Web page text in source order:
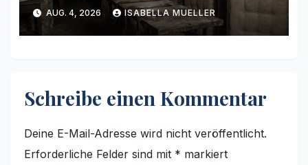
AUG. 4, 2026 ISABELLA MUELLER
Schreibe einen Kommentar
Deine E-Mail-Adresse wird nicht veröffentlicht.
Erforderliche Felder sind mit * markiert